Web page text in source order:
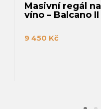
Masivní regál na
víno – Balcano II
9 450 Kč